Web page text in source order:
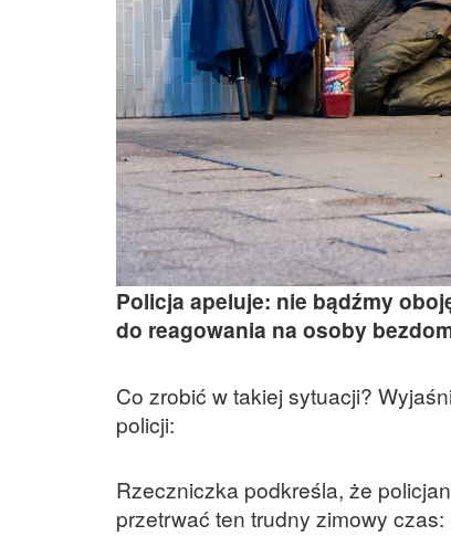
Policja apeluje: nie bądźmy
do reagowania na osoby
Co zrobić w takiej sytuacji?
policji:
Rzeczniczka podkreśla, że
przetrwać ten trudny zimowy czas: